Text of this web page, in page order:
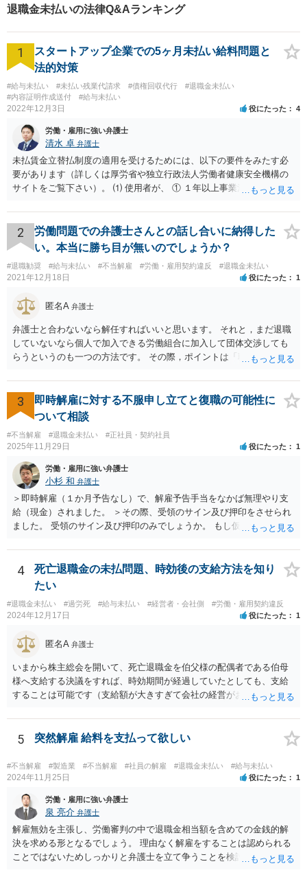
退職金未払いの法律Q&Aランキング
1
スタートアップ企業での5ヶ月未払い給料問題と
法的対策
#給与未払い #未払い残業代請求 #債権回収代行
#退職金未払い
#内容証明作成送付
#給与未払い
2022年12月3日 役にたった 4
労働・雇用に強い弁護士
清水 卓 弁護士
未払賃金立替払制度の適用を受けるためには、以下の要件をみたす必
要があります（詳しくは厚労省や独立行政法人労働者健康安全機構の
サイトをご覧下さい）。 ⑴ 使用者が、 ① １年以上事業活動を行って
産管財人等に倒産の事実等を証明してもらう必要あり。 •事実上の倒産
（中小企業について、事業活動が停止し、再開する見込みがなく、賃
金支払能力がない場合） → 労働基準監督署長の認定が必要。 (2) 労働
者が、倒産について裁判所への申立て等（法律上の倒産の場合）又は
労働基準監督署への認定申請（事実上の倒産の場合）が行われた日の
６か月前の日から２年の間に退職した者であること 事実上の倒産の場
合、そもそも、労働基準監督署長の認定を要するため、申請•認定に相
応の時間を要します。また、事業活動の停止•再開見込み等につき会社
側の抵抗が予想され、認定に至らない事態も想定されます。 また、労
働基準監督署へ申告なされているとのことですが、労働基準監督署が
行うのは、原則として、会社への指導や是正勧告のため、未払い賃金
の支払いを会社に強制する措置までは行うことができないという実情
があります。 そのため、退職の意思を既に会社に表明しているのであ
れば、未払賃金の支払を求める労働審判や労働訴訟などの方法に切り
替えることを検討された方が適切なように思います（とろうとされて
いる主題と会社の実態とがマッチしていないように思われます）。 一
度、雇用契約書や就業規則などを持参の上、弁護士に直接相談されて
みてはいかがでしょうか。
2
労働問題での弁護士さんとの話し合いに納得した
い。本当に勝ち目が無いのでしょうか？
#退職勧奨 #給与未払い #不当解雇 #労働・雇用契約違反 #退職金未払い
2021年12月18日 役にたった 1
匿名A 弁護士
弁護士と合わないなら解任すればいいと思います。 それと，まだ退職
していないなら個人で加入できる労働組合に加入して団体交渉しても
らうというのも一つの方法です。 その際，ポイントは「職場復帰の労
ません。 「北海道 個人加盟 労働組合」と検索すると相談窓口が出
てきますので一度相談してみてはどうでしょうか。
3
即時解雇に対する不服申し立てと復職の可能性に
ついて相談
#不当解雇 #退職金未払い #正社員・契約社員
2025年11月29日 役にたった 1
労働・雇用に強い弁護士
小杉 和 弁護士
＞即時解雇（１か月予告なし）で、解雇予告手当をなかば無理やり支
給（現金）されました。 ＞その際、受領のサイン及び押印をさせられ
ました。 受領のサイン及び押印のみでしょうか。 もし仮に自らの意思
は相当苦しいスタートになり、最悪解雇を争えなくなります。 もしそ
うでなければ争う余地はあるでしょう。ただ解雇予告手当を受け取っ
てしまっている事実もあり、その点不利であることは確かです。 その
一方で、一般論ですが、解雇は会社にとってハードルが高く、また懲
戒処分としての解雇はさらにハードルが高まります。 例えば、今回の
懲戒解雇の言渡しの前に人事部あるいは幹部との面談等ありましたで
しょうか。それとも何もなしにいきなりの解雇通告でしたか。後者の
場合、争える余地が増えるといえるでしょう。 ただ、復職は色々な意
味で難しいと思われますので、復職を主張しつつ、最終的に解決金と
して退職金以上の金額を受け取ることで退職するというのが現実的に
目指すべき方向性になるかと思います。
4
死亡退職金の未払問題、時効後の支給方法を知り
たい
#退職金未払い #過労死 #給与未払い #経営者・会社側 #労働・雇用契約違反
2024年12月17日 役にたった 1
匿名A 弁護士
いまから株主総会を開いて、死亡退職金を伯父様の配偶者である伯母
様へ支給する決議をすれば、時効期間が経過していたとしても、支給
することは可能です（支給額が大きすぎて会社の経営がおかしくなっ
すし（支払う必要のないお金を支払うわけですから）、受け取った伯
母様には一時所得として課税される可能性もありますから、事前に税
5 突然解雇 給料を支払って欲しい
#不当解雇 #製造業 #不当解雇 #社員の解雇 #退職金未払い #給与未払い
2024年11月25日 役にたった 1
労働・雇用に強い弁護士
泉 亮介 弁護士
解雇無効を主張し、労働審判の中で退職金相当額を含めての金銭的解
決を求める形となるでしょう。 理由なく解雇をすることは認められる
ことではないためしっかりと弁護士を立て争うことを検討されて良い